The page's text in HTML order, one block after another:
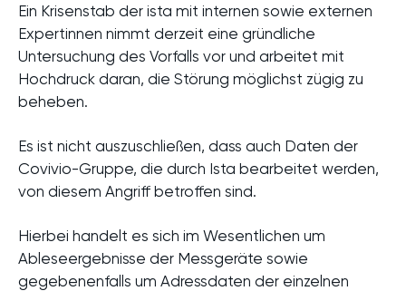
Ein Krisenstab der ista mit internen sowie externen
Expertinnen nimmt derzeit eine gründliche
Untersuchung des Vorfalls vor und arbeitet mit
Hochdruck daran, die Störung möglichst zügig zu
beheben.
Es ist nicht auszuschließen, dass auch Daten der
Covivio-Gruppe, die durch Ista bearbeitet werden,
von diesem Angriff betroffen sind.
Hierbei handelt es sich im Wesentlichen um
Ableseergebnisse der Messgeräte sowie
gegebenenfalls um Adressdaten der einzelnen